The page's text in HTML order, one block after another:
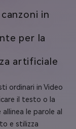
in
per la
artificiale
ordinari in Video
il testo o la
le parole al
e stilizza